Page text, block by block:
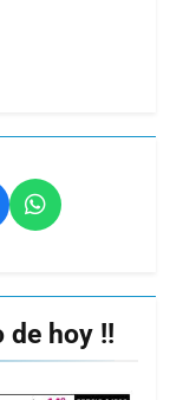
de hoy !!